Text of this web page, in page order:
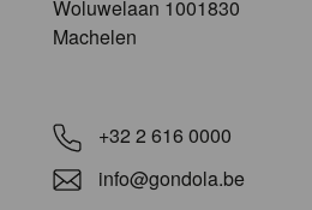
​​​Woluwelaan 1001830
Machelen
+32 2 616 0000
info@gondola.be